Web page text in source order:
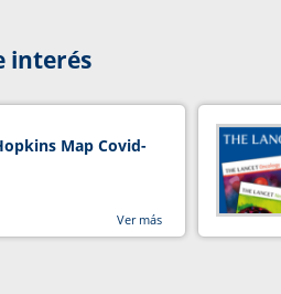
interés
Map Covid-
Ver más